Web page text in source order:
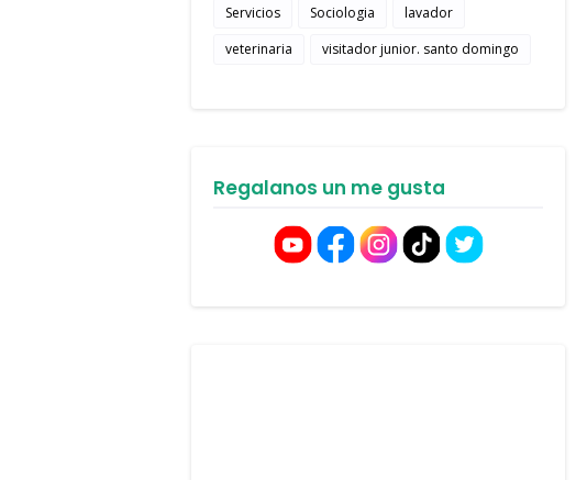
Servicios
Sociologia
lavador
veterinaria
visitador junior. santo domingo
Regalanos un me gusta